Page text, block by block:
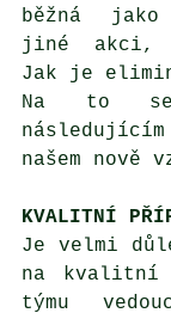
běžná
jiné akci,
Jak je
Na to se
našem nově
KVALITNÍ
Je velmi
na kvalitní
týmu